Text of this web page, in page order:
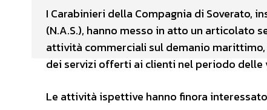
I Carabinieri della Compagnia di Soverato,
(N.A.S.), hanno messo in atto un
attività commerciali sul demanio
dei servizi offerti ai clienti nel periodo delle
Le attività ispettive hanno finora